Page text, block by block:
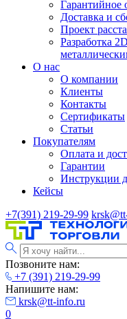
Гарантийное
Доставка и
Проект
Разработка
О нас
О компании
Клиенты
Контакты
Сертификаты
Статьи
Покупателям
Оплата и
Гарантии
Инструкции
Кейсы
+7(391) 219-29-99
Позвоните нам:
+7 (391) 219-29-99
Напишите нам:
krsk@tt-info.ru
0